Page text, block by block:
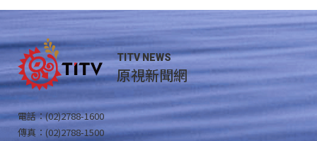
TITV NEWS
原視新聞網
電話：(02)2788-1600
傳真：(02)2788-1500